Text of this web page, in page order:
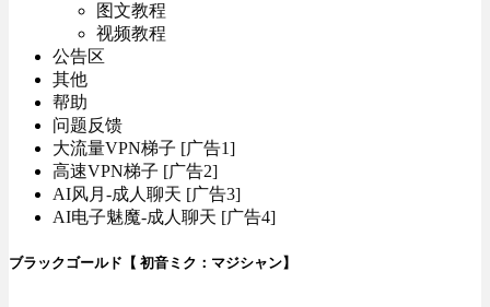
图文教程
视频教程
公告区
其他
帮助
问题反馈
大流量VPN梯子 [广告1]
高速VPN梯子 [广告2]
AI风月-成人聊天 [广告3]
AI电子魅魔-成人聊天 [广告4]
ブラックゴールド【 初音ミク：マジシャン】